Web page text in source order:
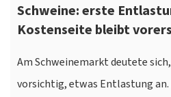
Schweine: erste
Kostenseite bleibt
Am Schweinemarkt deutete
vorsichtig, etwas Entlastung